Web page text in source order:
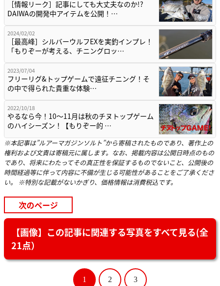
［情報リーク］記事にしても大丈夫なのか!?
DAIWAの開発中アイテムを公開！…
2024/02/02
［最高峰］シルバーウルフEXを実釣インプレ！
「もりぞーが考える、チニングロッ…
2023/07/04
フリーリグ&トップゲームで遠征チニング！そ
の中で得られた貴重な体験…
2022/10/18
やるなら今！10〜11月は秋のチヌトップゲーム
のハイシーズン！【もりぞー的 …
※本記事は”ルアーマガジンソルト”から寄稿されたものであり、著作上の
権利および文責は寄稿元に属します。なお、掲載内容は公開日時点のもの
であり、将来にわたってその真正性を保証するものでないこと、公開後の
時間経過等に伴って内容に不備が生じる可能性があることをご了承くださ
い。 ※特別な記載がないかぎり、価格情報は消費税込です。
次のページ
【画像】この記事に関連する写真をすべて見る(全
21点）
1 2 3